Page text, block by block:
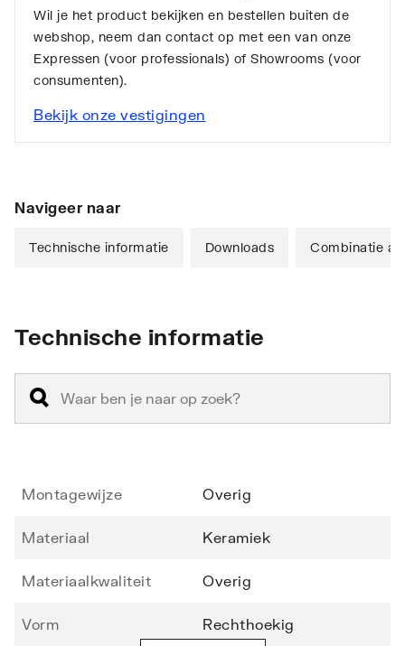
Wil je het product bekijken en bestellen buiten de
webshop, neem dan contact op met een van onze
Expressen (voor professionals) of Showrooms (voor
consumenten).
Bekijk onze vestigingen
Navigeer naar
Technische informatie Downloads Combinatie
Technische informatie
Montagewijze Overig
Materiaal Keramiek
Materiaalkwaliteit Overig
Vorm Rechthoekig